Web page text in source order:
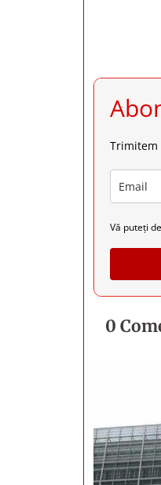
Trimitem
Vă puteți
0